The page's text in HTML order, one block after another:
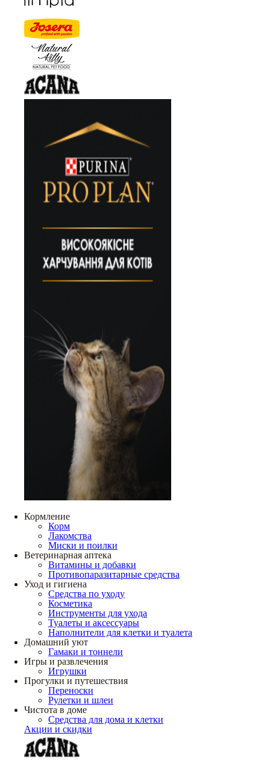
Кормление
Корм
Лакомства
Миски и поилки
Ветеринарная аптека
Витамины и добавки
Противопаразитарные средства
Уход и гигиена
Средства по уходу
Косметика
Инструменты для ухода
Туалеты и аксессуары
Наполнители для клетки и туалета
Домашний уют
Гамаки и тоннели
Игры и развлечения
Игрушки
Прогулки и путешествия
Переноски
Рулетки и шлеи
Чистота в доме
Средства для дома и клетки
Акции и скидки